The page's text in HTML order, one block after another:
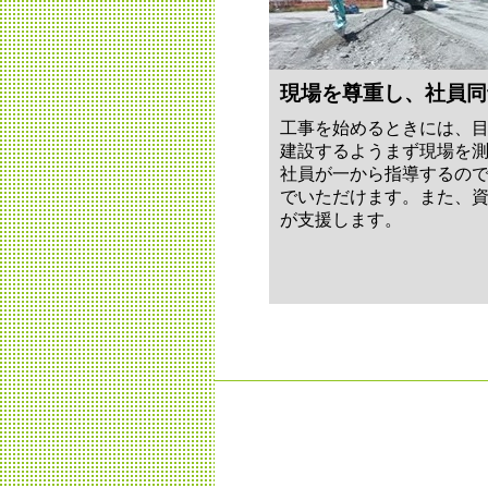
現場を尊重し、社員
工事を始めるときには、
建設するようまず現場を
社員が一から指導するの
でいただけます。また、
が支援します。